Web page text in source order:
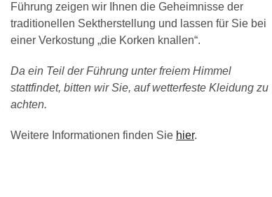
Führung zeigen wir Ihnen die Geheimnisse der
traditionellen Sektherstellung und lassen für Sie bei
einer Verkostung „die Korken knallen“.
Da ein Teil der Führung unter freiem Himmel
stattfindet, bitten wir Sie, auf wetterfeste Kleidung zu
achten.
Weitere Informationen finden Sie hier.